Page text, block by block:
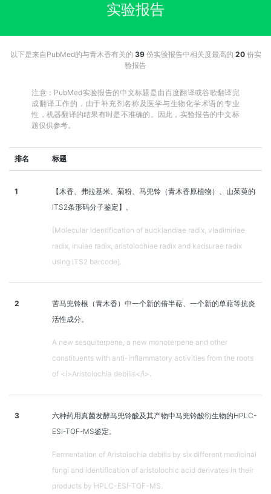
实验报告
以下是来自PubMed的与青木香有关的 39份实验报告中相关度最高的 20份实
验报告
注意：PubMed实验报告的中文标题是由百度翻译或谷歌翻译完
成翻译工作的，由于补充剂名称及医学与生物化学术语的专业
性，机器翻译的结果有时是不准确的。因此，实验报告的中文标
题仅供参考。
排名 标题
1
【木香、弗拉基米、菊粉、马兜铃（青木香原植物）、山茱萸的
ITS2条形码分子鉴定】。
[Molecular identification of aucklandiae radix, vladimiriae
radix, inulae radix, aristolochiae radix and kadsurae radix
using ITS2 barcode].
2
苦马兜铃根（青木香）中一个新的倍半萜、一个新的单萜等抗炎
活性成分。
A new sesquiterpene, a new monoterpene and other
constituents with anti-inflammatory activities from the roots
of <i>Aristolochia debilis</i>.
3
六种药用真菌发酵马兜铃酸及其产物中马兜铃酸衍生物的HPLC-
ESI-TOF-MS鉴定。
Fermentation of Aristolochia debilis by six different medicinal
fungi and identification of aristolochic acid derivates in their
products by HPLC-ESI-TOF-MS.